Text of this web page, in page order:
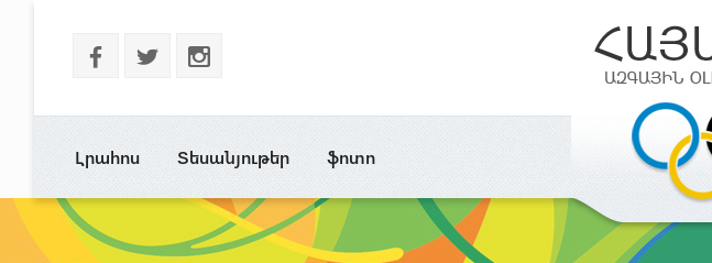
b a x
Լրահոս Տեսանյութեր ֆոտո